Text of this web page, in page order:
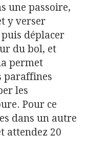
une passoire,
y verser
puis déplacer
du bol, et
permet
paraffines
les
Pour ce
dans un autre
attendez 20